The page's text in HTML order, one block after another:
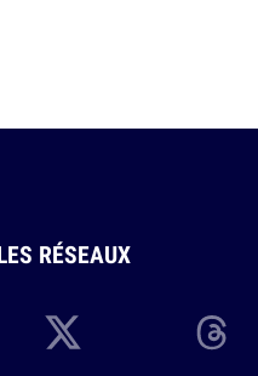
RÉSEAUX